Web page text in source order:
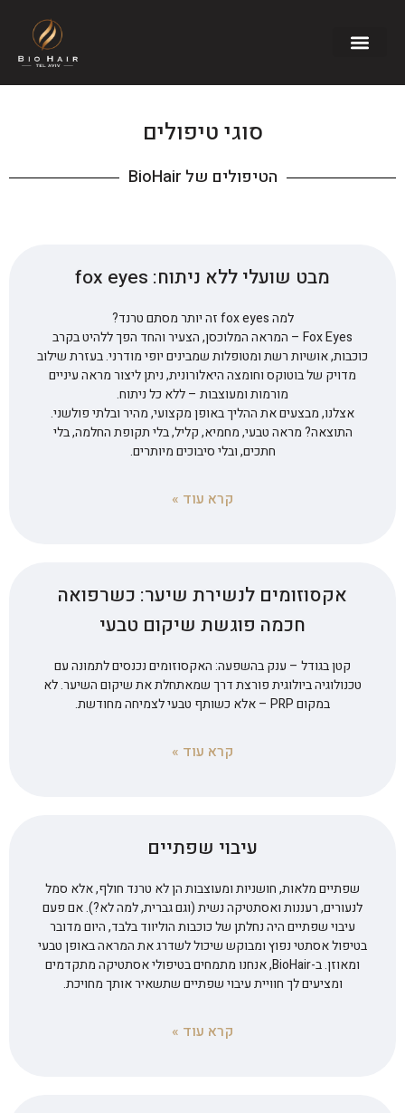
סוגי טיפולים
הטיפולים של BioHair
מבט שועלי ללא ניתוח: fox eyes
למה fox eyes זה יותר מסתם טרנד?
Fox Eyes – המראה המלוכסן, הצעיר והחד הפך ללהיט בקרב
כוכבות, אושיות רשת ומטופלות שמבינים יופי מודרני. בעזרת שילוב
מדויק של בוטוקס וחומצה היאלורונית, ניתן ליצור מראה עיניים
מורמות ומעוצבות – ללא כל ניתוח.
אצלנו, מבצעים את ההליך באופן מקצועי, מהיר ובלתי פולשני.
התוצאה? מראה טבעי, מחמיא, קליל, בלי תקופת החלמה, בלי
חתכים, ובלי סיבוכים מיותרים.
קרא עוד »
אקסוזומים לנשירת שיער: כשרפואה
חכמה פוגשת שיקום טבעי
קטן בגודל – ענק בהשפעה: האקסוזומים נכנסים לתמונה עם
טכנולוגיה ביולוגית פורצת דרך שמאתחלת את שיקום השיער. לא
במקום PRP – אלא כשותף טבעי לצמיחה מחודשת.
קרא עוד »
עיבוי שפתיים
שפתיים מלאות, חושניות ומעוצבות הן לא טרנד חולף, אלא סמל
לנעורים, רעננות ואסתטיקה נשית (וגם גברית, למה לא?). אם פעם
עיבוי שפתיים היה נחלתן של כוכבות הוליווד בלבד, היום מדובר
בטיפול אסתטי נפוץ ומבוקש שיכול לשדרג את המראה באופן טבעי
ומאוזן. ב-BioHair, אנחנו מתמחים בטיפולי אסתטיקה מתקדמים
ומציעים לך חוויית עיבוי שפתיים שתשאיר אותך מחויכת.
קרא עוד »